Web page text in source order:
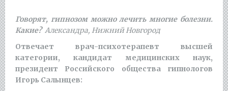
Говорят, гипнозом можно лечить многие болезни.
Какие? Александра, Нижний Новгород
Отвечает врач-психотерапевт высшей
категории, кандидат медицинских наук,
президент Российского общества гипнологов
Игорь Салынцев: